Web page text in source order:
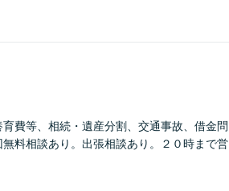
費等、相続・遺産分割、交通事故、借金問
料相談あり。出張相談あり。２０時まで営